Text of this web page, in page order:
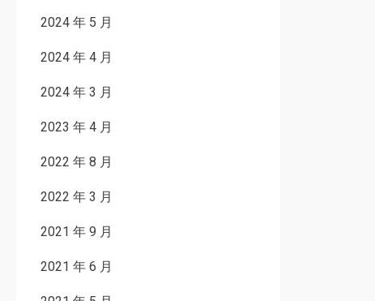
2024 年 5 月
2024 年 4 月
2024 年 3 月
2023 年 4 月
2022 年 8 月
2022 年 3 月
2021 年 9 月
2021 年 6 月